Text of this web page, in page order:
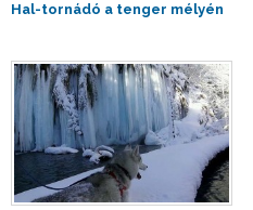
Hal-tornádó a tenger mélyén